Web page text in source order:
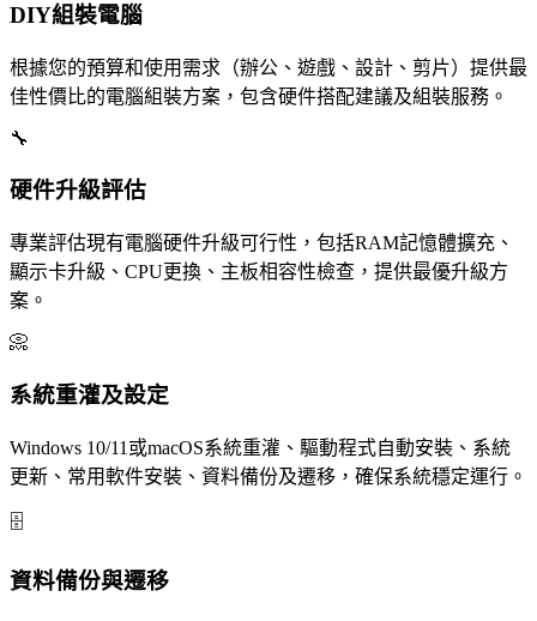
DIY組裝電腦
根據您的預算和使用需求（辦公、遊戲、設計、剪片）提供最
佳性價比的電腦組裝方案，包含硬件搭配建議及組裝服務。
🔧
硬件升級評估
專業評估現有電腦硬件升級可行性，包括RAM記憶體擴充、
顯示卡升級、CPU更換、主板相容性檢查，提供最優升級方
案。
📀
系統重灌及設定
Windows 10/11或macOS系統重灌、驅動程式自動安裝、系統
更新、常用軟件安裝、資料備份及遷移，確保系統穩定運行。
🗄️
資料備份與遷移